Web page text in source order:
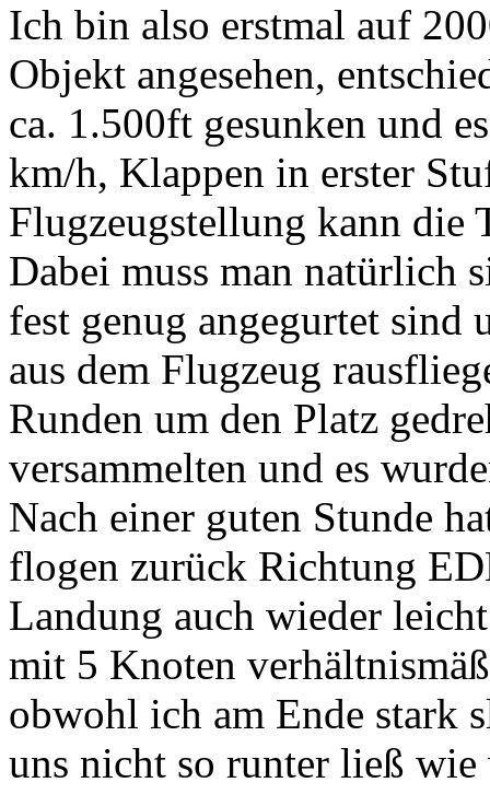
Ich bin also erstmal auf
Objekt angesehen,
ca. 1.500ft gesunken und
km/h, Klappen in erster
Flugzeugstellung kann die
Dabei muss man natürlich
fest genug angegurtet sind
aus dem Flugzeug
Runden um den Platz
versammelten und es
Nach einer guten Stunde
flogen zurück Richtung
Landung auch wieder
mit 5 Knoten
obwohl ich am Ende stark
uns nicht so runter ließ